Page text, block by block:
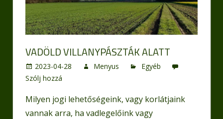
VADÖLD VILLANYPÁSZTÁK ALATT
2023-04-28 Menyus
Egyéb
Szólj hozzá
Milyen jogi lehetőségeink, vagy korlátjaink
vannak arra, ha vadlegelőink vagy